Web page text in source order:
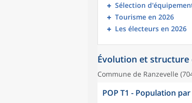
Sélection
Tourisme en 2026
Les électeurs en 2026
Évolution et structure
Commune de Ranzevelle
POP T1 - Population